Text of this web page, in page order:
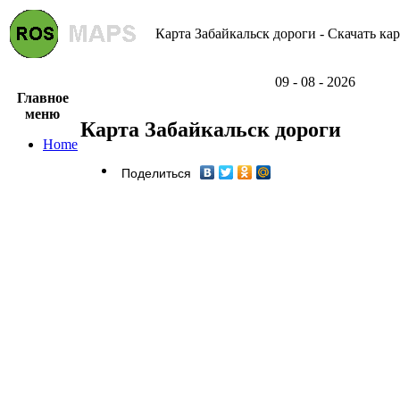
Карта Забайкальск дороги - Скачать
09 - 08 - 2026
Главное
меню
Home
Карта Забайкальск дороги
Поделиться